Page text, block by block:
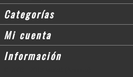
Categorías
Mi cuenta
Información